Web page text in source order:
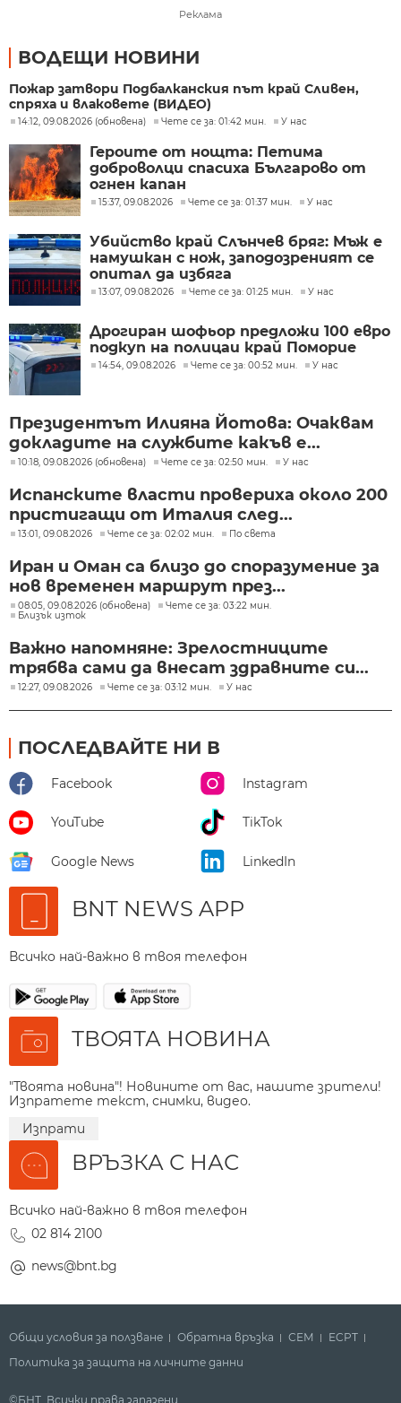
Реклама
ВОДЕЩИ НОВИНИ
Пожар затвори Подбалканския път край Сливен,
спряха и влаковете (ВИДЕО)
14:12, 09.08.2026 (обновена) Чете се за: 01:42 мин. У нас
Героите от нощта: Петима
доброволци спасиха Българово от
огнен капан
15:37, 09.08.2026 Чете се за: 01:37 мин. У нас
Убийство край Слънчев бряг: Мъж е
намушкан с нож, заподозреният се
опитал да избяга
13:07, 09.08.2026 Чете се за: 01:25 мин. У нас
Дрогиран шофьор предложи 100 евро
подкуп на полицаи край Поморие
14:54, 09.08.2026 Чете се за: 00:52 мин. У нас
Президентът Илияна Йотова: Очаквам
докладите на службите какъв е...
10:18, 09.08.2026 (обновена) Чете се за: 02:50 мин. У нас
Испанските власти провериха около 200
пристигащи от Италия след...
13:01, 09.08.2026 Чете се за: 02:02 мин. По света
Иран и Оман са близо до споразумение за
нов временен маршрут през...
08:05, 09.08.2026 (обновена)
Чете се за: 03:22 мин.
Близък изток
Важно напомняне: Зрелостниците
трябва сами да внесат здравните си...
12:27, 09.08.2026 Чете се за: 03:12 мин. У нас
ПОСЛЕДВАЙТЕ НИ В
Facebook Instagram
YouTube TikTok
Google News LinkedIn
BNT NEWS APP
Всичко най-важно в твоя телефон
ТВОЯТА НОВИНА
"Твоята новина"! Новините от вас, нашите зрители!
Изпратете текст, снимки, видео.
Изпрати
ВРЪЗКА С НАС
Всичко най-важно в твоя телефон
02 814 2100
news@bnt.bg
Общи условия за ползване Обратна връзка СЕМ
ECPT
Политика за защита на личните данни
©БНТ. Всички права запазени